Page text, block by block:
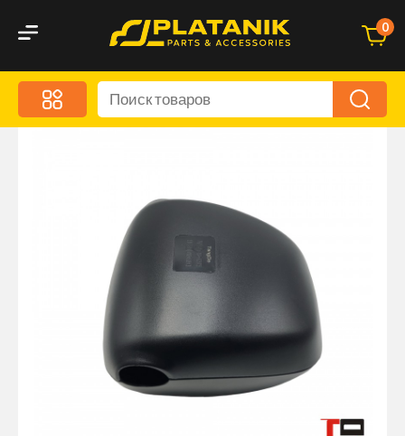
0
Меню
Акционные предложения
Автохимия и уход
Оптика и светотехника
Брызговики
Запчасти кузова и зеркала
Малый коммерческий транспорт
Маркировочные знаки и светоотражатели